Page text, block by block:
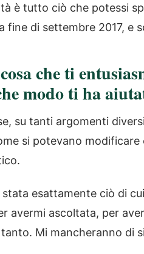
è tutto ciò che potessi
fine di settembre 2017, e
che ti
modo ti ha
su tanti argomenti
si potevano
stata esattamente ciò di
avermi ascoltata, per
Mi mancheranno di